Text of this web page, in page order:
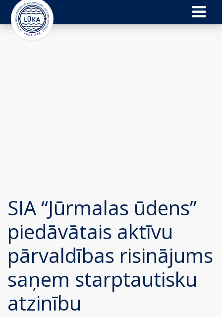
SIA “Jūrmalas ūdens”
piedāvātais aktīvu
pārvaldības risinājums
saņem starptautisku
atzinību